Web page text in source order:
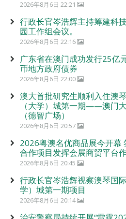
2026年8月6日 22:21
行政长官岑浩辉主持筹建科
园工作组会议。
2026年8月6日 22:16
广东省在澳门成功发行25亿
币地方政府债券
2026年8月6日 22:00
澳大首批研究生顺利入住澳
（大学）城第一期——澳门
（德智广场）
2026年8月6日 20:57
2026粤澳名优商品展今开幕
合作项目发挥会展商贸平台
2026年8月6日 20:45
行政长官岑浩辉视察澳琴国
学）城第一期项目
2026年8月6日 20:14